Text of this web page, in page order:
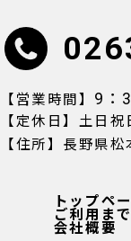
【営業時間】 9：
【定休日】土日
【住所】長野県松
トップペ
ご利用ま
会社概要